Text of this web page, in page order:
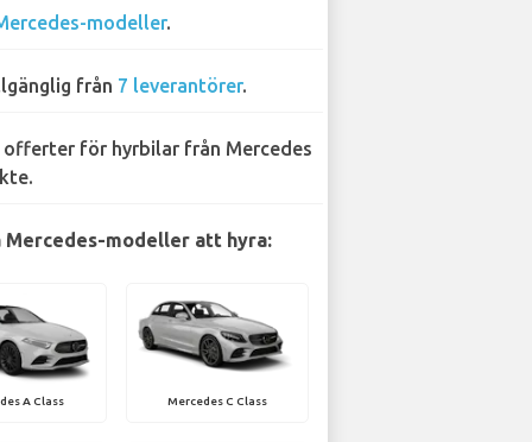
modeller.
från 7 leverantörer.
offerter för hyrbilar från Mercedes
Mercedes-modeller att hyra:
A Class Mercedes C Class